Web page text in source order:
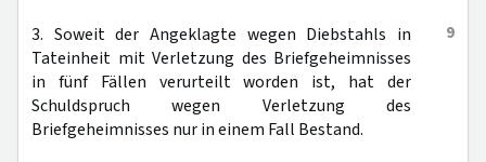
9
3. Soweit der Angeklagte wegen Diebstahls in
Tateinheit mit Verletzung des Briefgeheimnisses
in fünf Fällen verurteilt worden ist, hat der
Schuldspruch wegen Verletzung des
Briefgeheimnisses nur in einem Fall Bestand.